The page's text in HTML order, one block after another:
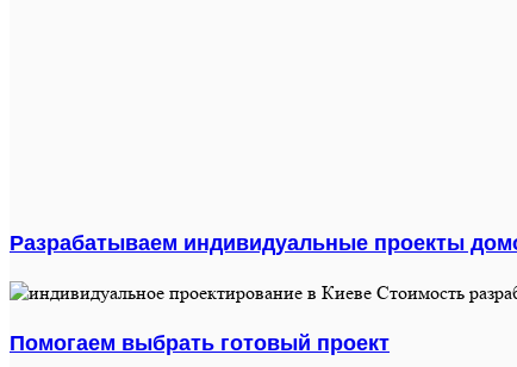
Разрабатываем индивидуальные проекты
Стоимость
Помогаем выбрать готовый проект